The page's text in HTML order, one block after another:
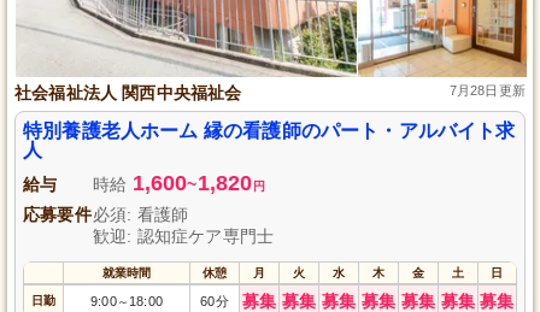
社会福祉法人 関西中央福祉会 7月28日更新
特別養護老人ホーム 縁の看護師のパート・アルバイト求
人
給与 時給 1,600~1,820 円
応募要件必須: 看護師
歓迎: 認知症ケア専門士
就業時間 休憩 月 火 水 木 金 土 日
日勤 9:00～ 18:00 60分 募集 募集 募集 募集 募集 募集 募集